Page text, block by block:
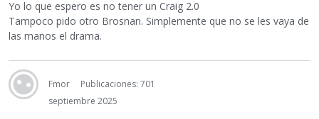
Yo lo que espero es no tener un Craig 2.0
Tampoco pido otro Brosnan. Simplemente que no se les vaya de
las manos el drama.
Fmor
Publicaciones: 701
septiembre 2025